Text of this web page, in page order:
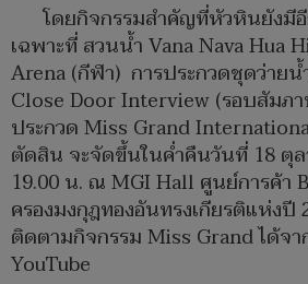
โดยกิจกรรมสำคัญที่หัวหินยังมี
เฉพาะที่ สวนน้ำ Vana Nava Hua
Arena (กีฬา) การประกวดชุดว่ายน้
Close Door Interview (รอบสัมภ
ประกวด Miss Grand
ตัดสิน จะจัดขึ้นในค่ำคืนวันที่ 18 ตุล
19.00 น. ณ MGI Hall ศูนย์การค้า
ครองมงกุฎทองอันทรงเกียรติแห่ง
ติดตามกิจกรรม Miss Grand ได้จ
YouTube